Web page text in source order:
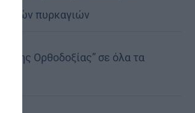
πυρκαγιών
της Ορθοδοξίας” σε όλα τα